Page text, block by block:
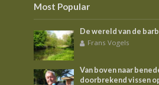
Most Popular
De wereld van de
Frans Vogels
Van boven naar
doorbrekend vissen